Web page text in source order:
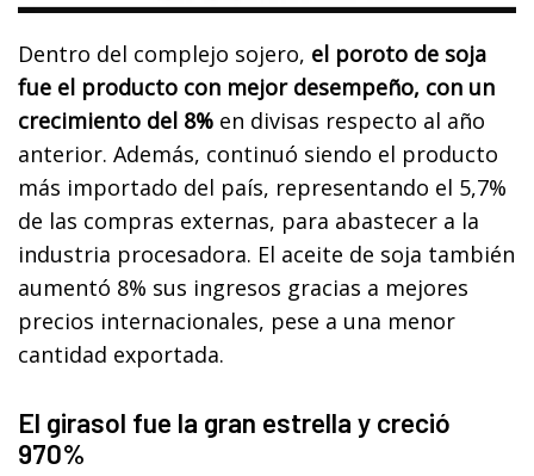
Dentro del complejo sojero, el poroto de soja
fue el producto con mejor desempeño, con un
crecimiento del 8% en divisas respecto al año
anterior. Además, continuó siendo el producto
más importado del país, representando el 5,7%
de las compras externas, para abastecer a la
industria procesadora. El aceite de soja también
aumentó 8% sus ingresos gracias a mejores
precios internacionales, pese a una menor
cantidad exportada.
El girasol fue la gran estrella y creció
970%